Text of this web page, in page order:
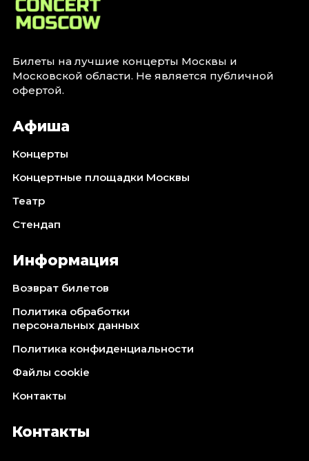
Билеты на лучшие концерты Москвы и
Московской области. Не является публичной
офертой.
Афиша
Концерты
Концертные площадки Москвы
Театр
Стендап
Информация
Возврат билетов
Политика обработки
персональных данных
Политика конфиденциальности
Файлы cookie
Контакты
Контакты